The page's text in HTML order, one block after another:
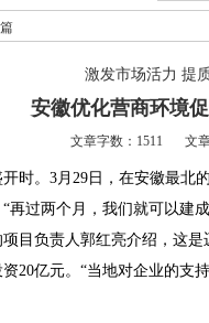
激发市场活力 提
安徽优化营商环境
文章字数：1511 文
。3月29日，在安徽最北的
“再过两个月，我们就可以建
目负责人郭红亮介绍，这
20亿元。“当地对企业的支